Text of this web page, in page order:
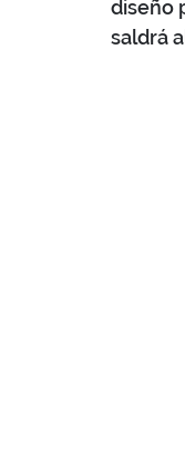
diseño
saldrá